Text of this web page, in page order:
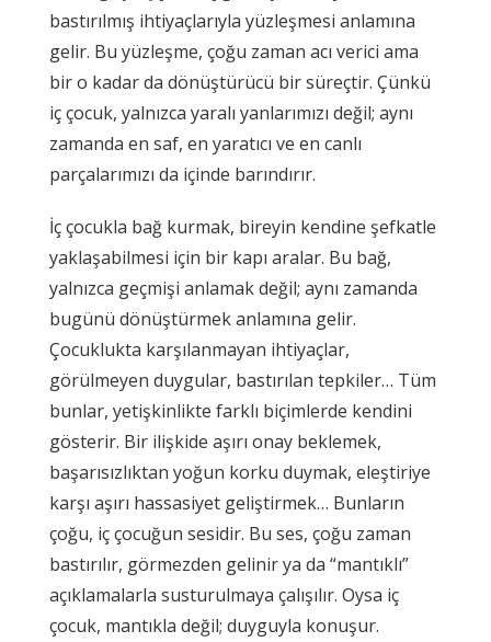
bastırılmış ihtiyaçlarıyla yüzleşmesi anlamına
gelir. Bu yüzleşme, çoğu zaman acı verici ama
bir o kadar da dönüştürücü bir süreçtir. Çünkü
iç çocuk, yalnızca yaralı yanlarımızı değil; aynı
zamanda en saf, en yaratıcı ve en canlı
parçalarımızı da içinde barındırır.
İç çocukla bağ kurmak, bireyin kendine şefkatle
yaklaşabilmesi için bir kapı aralar. Bu bağ,
yalnızca geçmişi anlamak değil; aynı zamanda
bugünü dönüştürmek anlamına gelir.
Çocuklukta karşılanmayan ihtiyaçlar,
görülmeyen duygular, bastırılan tepkiler… Tüm
bunlar, yetişkinlikte farklı biçimlerde kendini
gösterir. Bir ilişkide aşırı onay beklemek,
başarısızlıktan yoğun korku duymak, eleştiriye
karşı aşırı hassasiyet geliştirmek… Bunların
çoğu, iç çocuğun sesidir. Bu ses, çoğu zaman
bastırılır, görmezden gelinir ya da “mantıklı”
açıklamalarla susturulmaya çalışılır. Oysa iç
çocuk, mantıkla değil; duyguyla konuşur.